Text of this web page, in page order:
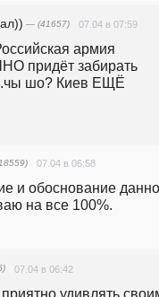
— (41657) 07.04 в 07:59
армия
придёт забирать
шо? Киев ЕЩЁ
07.04 в 06:58
и обоснование
на все 100%.
07.04 в 06:42
удивлять